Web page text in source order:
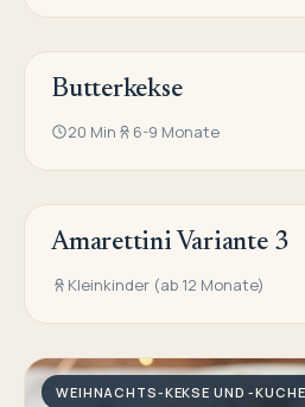
WEIHNACHTS-KEKSE UND -
Butterkekse
20 Min 6-9 Monate
WEIHNACHTS-KEKSE UND -
Amarettini Variante 3
Kleinkinder (ab 12 Monate)
WEIHNACHTS-KEKSE UND -